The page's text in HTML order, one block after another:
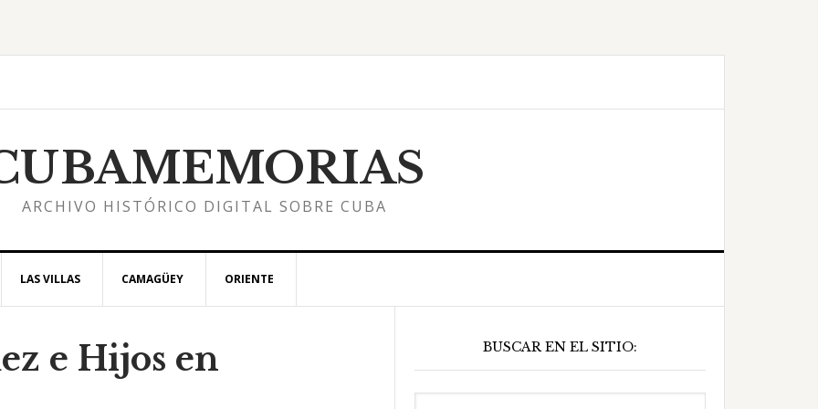
ARCHIVO HISTÓRICO DIGITAL SOBRE CUBA
LAS VILLAS CAMAGÜEY ORIENTE
e Hijos en
lateral
principal
BUSCAR EN EL SITIO: